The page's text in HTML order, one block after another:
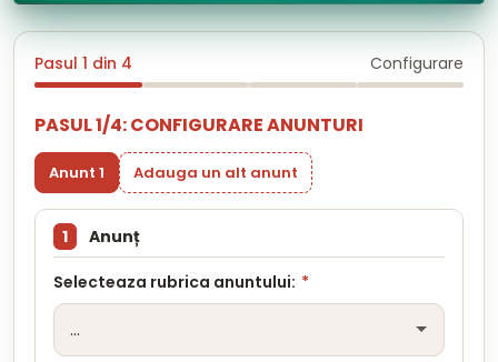
Pasul 1 din 4 Configurare
PASUL 1/4: CONFIGURARE ANUNTURI
Anunt 1 Adauga un alt anunt
1 Anunț
Selecteaza rubrica anuntului: *